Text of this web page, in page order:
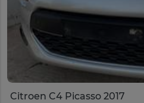
Citroen C4 Picasso 2017